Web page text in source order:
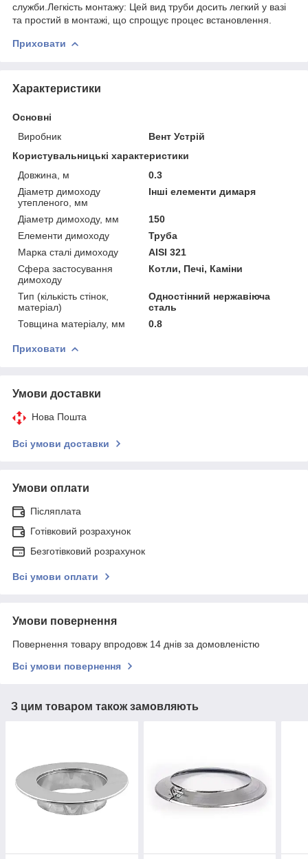
служби.Легкість монтажу: Цей вид труби досить легкий у вазі
та простий в монтажі, що спрощує процес встановлення.
Приховати
Характеристики
Основні
Виробник
Вент Устрій
Користувальницькі характеристики
Довжина, м
0.3
Діаметр димоходу
утепленого, мм
Інші елементи димаря
Діаметр димоходу, мм
150
Елементи димоходу
Труба
Марка сталі димоходу
AISI 321
Сфера застосування
димоходу
Котли, Печі, Каміни
Тип (кількість стінок,
матеріал)
Одностінний нержавіюча
сталь
Товщина матеріалу, мм
0.8
Приховати
Умови доставки
Нова Пошта
Всі умови доставки
Умови оплати
Післяплата
Готівковий розрахунок
Безготівковий розрахунок
Всі умови оплати
Умови повернення
Повернення товару впродовж 14 днів за домовленістю
Всі умови повернення
З цим товаром також замовляють